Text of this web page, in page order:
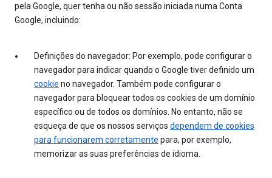
pela Google, quer tenha ou não sessão iniciada numa Conta
Google, incluindo:
Definições do navegador: Por exemplo, pode configurar o
navegador para indicar quando o Google tiver definido um
cookie no navegador. Também pode configurar o
navegador para bloquear todos os cookies de um domínio
específico ou de todos os domínios. No entanto, não se
esqueça de que os nossos serviços dependem de cookies
para funcionarem corretamente para, por exemplo,
memorizar as suas preferências de idioma.